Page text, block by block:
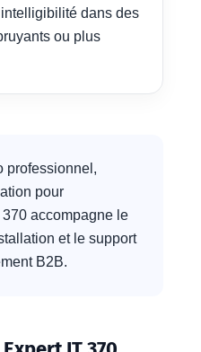
dans des
ou plus
professionnel,
pour
accompagne le
et le support
B2B.